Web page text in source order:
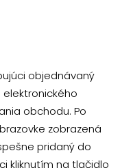
objednávaný
obchodu. Po
zobrazená
pridaný do
kliknutím na tlačidlo